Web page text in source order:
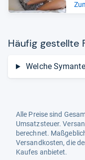
Häu­fig gestellte
Welche
Alle Preise sind
Umsatzsteuer.
berechnet.
Versandkosten, die
Kaufes anbietet.